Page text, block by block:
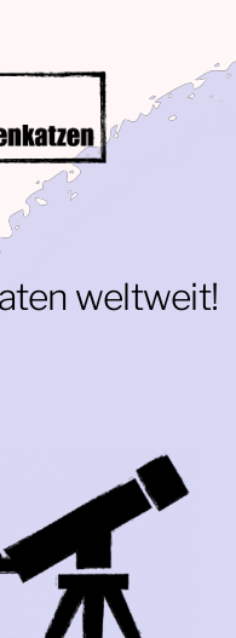
weltweit!